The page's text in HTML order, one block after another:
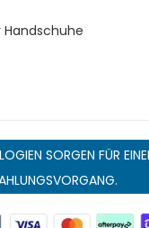
Handschuhe
SORGEN FÜR